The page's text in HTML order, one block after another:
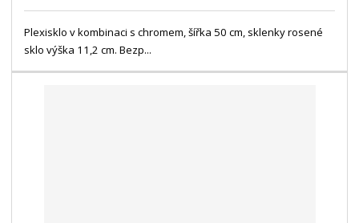
Plexisklo v kombinaci s chromem, šířka 50 cm, sklenky rosené
sklo výška 11,2 cm. Bezp...